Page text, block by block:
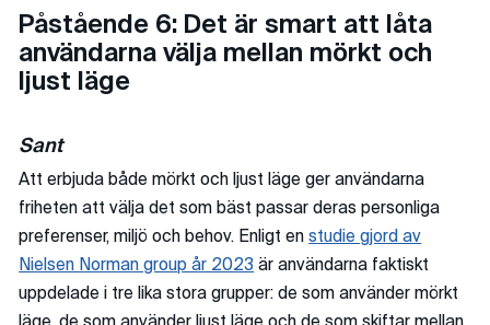
Påstående 6: Det är smart att låta
användarna välja mellan mörkt och
ljust läge
Sant
Att erbjuda både mörkt och ljust läge ger användarna
friheten att välja det som bäst passar deras personliga
preferenser, miljö och behov. Enligt enstudie gjord av
Nielsen Norman group år 2023 är användarna faktiskt
uppdelade i tre lika stora grupper: de som använder mörkt